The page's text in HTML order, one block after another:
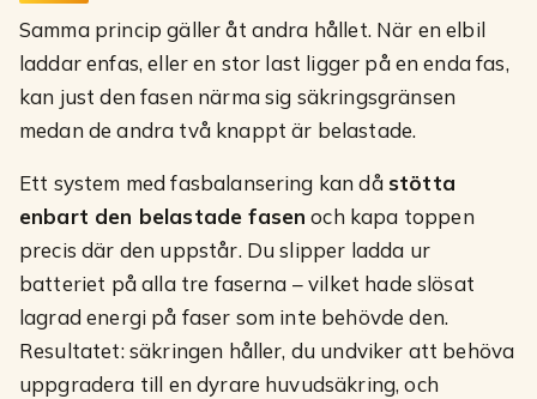
Samma princip gäller åt andra hållet. När en elbil
laddar enfas, eller en stor last ligger på en enda fas,
kan just den fasen närma sig säkringsgränsen
medan de andra två knappt är belastade.
Ett system med fasbalansering kan då stötta
enbart den belastade fasen och kapa toppen
precis där den uppstår. Du slipper ladda ur
batteriet på alla tre faserna – vilket hade slösat
lagrad energi på faser som inte behövde den.
Resultatet: säkringen håller, du undviker att behöva
uppgradera till en dyrare huvudsäkring, och